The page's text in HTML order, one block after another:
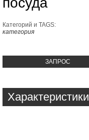
Категорий и TAGS:
категория
ЗАПРОС
Характеристики